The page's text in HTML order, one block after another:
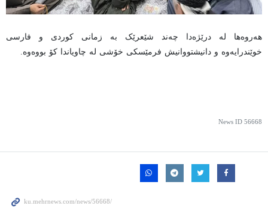
هەروەها لە درێژەدا چەند شێعرێک بە زمانی کوردی و فارسی
خوێندرایەوە و دانیشتووانیش فرمێسکی خۆشی لە چاویاندا کۆ بووەوە.
News ID 56668